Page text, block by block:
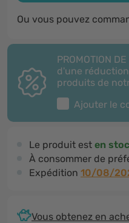
Ou vous pouvez
PROMOTION
d'une
produits de
Ajouter le
Le produit est en
À consommer de
Expédition 10/08/
Vous obtenez en